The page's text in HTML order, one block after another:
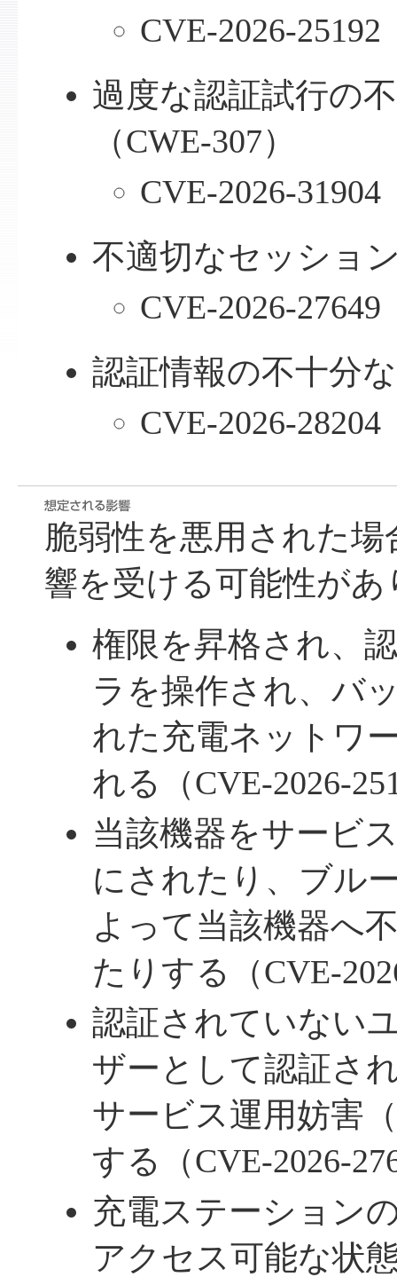
CVE-2026-25192
過度な認証試行の
（CWE-307）
CVE-2026-31904
不適切なセッショ
CVE-2026-27649
認証情報の不十分
CVE-2026-28204
脆弱性を悪用された
響を受ける可能性があ
権限を昇格され、
ラを操作され、バ
れた充電ネットワ
れる（CVE-2026-
当該機器をサービ
にされたり、ブル
よって当該機器へ
たりする（CVE-
認証されていない
ザーとして認証さ
サービス運用妨害
する（CVE-2026-
充電ステーション
アクセス可能な状